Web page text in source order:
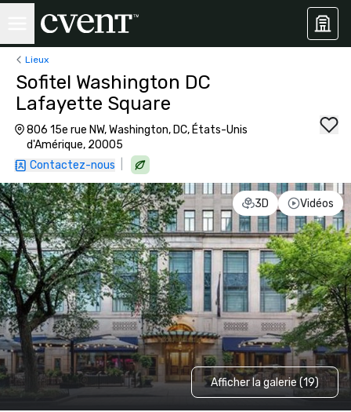
Lieux
Sofitel Washington DC
Lafayette Square
806 15e rue NW, Washington, DC, États-Unis
d'Amérique, 20005
Contactez-nous
3D Vidéos
Afficher la galerie (19)